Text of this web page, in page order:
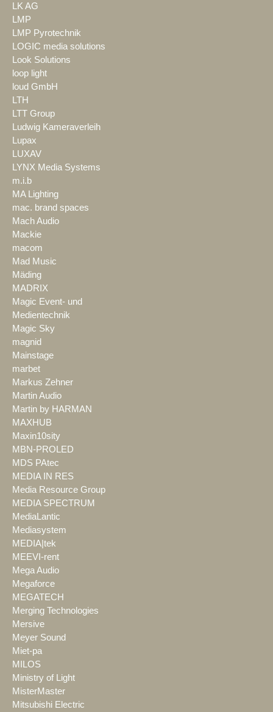
LK AG
LMP
LMP Pyrotechnik
LOGIC media solutions
Look Solutions
loop light
loud GmbH
LTH
LTT Group
Ludwig Kameraverleih
Lupax
LUXAV
LYNX Media Systems
m.i.b
MA Lighting
mac. brand spaces
Mach Audio
Mackie
macom
Mad Music
Mäding
MADRIX
Magic Event- und
Medientechnik
Magic Sky
magnid
Mainstage
marbet
Markus Zehner
Martin Audio
Martin by HARMAN
MAXHUB
Maxin10sity
MBN-PROLED
MDS PAtec
MEDIA IN RES
Media Resource Group
MEDIA SPECTRUM
MediaLantic
Mediasystem
MEDIA|tek
MEEVI-rent
Mega Audio
Megaforce
MEGATECH
Merging Technologies
Mersive
Meyer Sound
Miet-pa
MILOS
Ministry of Light
MisterMaster
Mitsubishi Electric